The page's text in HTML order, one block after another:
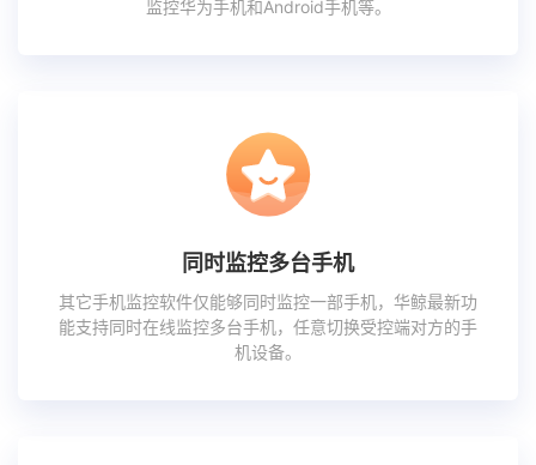
监控华为手机和Android手机等。
同时监控多台手机
其它手机监控软件仅能够同时监控一部手机，华鲸最新功
能支持同时在线监控多台手机，任意切换受控端对方的手
机设备。